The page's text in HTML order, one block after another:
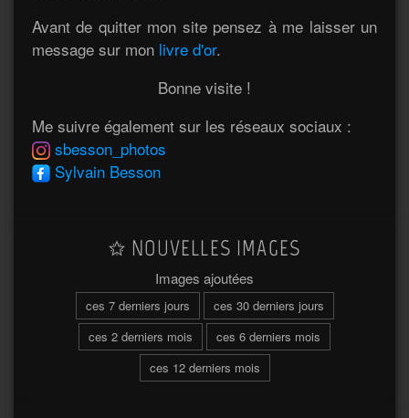
Avant de quitter mon site pensez à me laisser un
message sur mon livre d'or.
Bonne visite !
Me suivre également sur les réseaux sociaux :
sbesson_photos
Sylvain Besson
NOUVELLES IMAGES
Images ajoutées
ces 7 derniers jours
ces 30 derniers jours
ces 2 derniers mois
ces 6 derniers mois
ces 12 derniers mois